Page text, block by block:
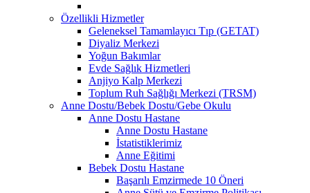
Özellikli Hizmetler
Geleneksel Tamamlayıcı Tıp (GETAT)
Diyaliz Merkezi
Yoğun Bakımlar
Evde Sağlık Hizmetleri
Anjiyo Kalp Merkezi
Toplum Ruh Sağlığı Merkezi (TRSM)
Anne Dostu/Bebek Dostu/Gebe Okulu
Anne Dostu Hastane
Anne Dostu Hastane
İstatistiklerimiz
Anne Eğitimi
Bebek Dostu Hastane
Başarılı Emzirmede 10 Öneri